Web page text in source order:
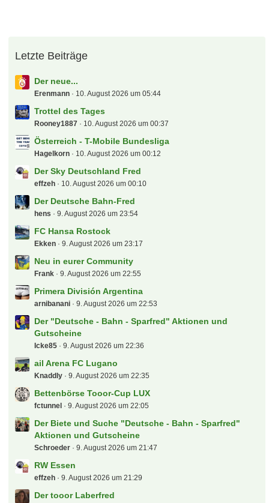
Letzte Beiträge
Der neue...
Erenmann 10. August 2026 um 05:44
Trottel des Tages
Rooney1887 10. August 2026 um 00:37
Österreich - T-Mobile Bundesliga
Hagelkorn 10. August 2026 um 00:12
Der Sky Deutschland Fred
effzeh 10. August 2026 um 00:10
Der Deutsche Bahn-Fred
hens 9. August 2026 um 23:54
FC Hansa Rostock
Ekken 9. August 2026 um 23:17
Neu in eurer Community
Frank 9. August 2026 um 22:55
Primera División Argentina
arnibanani 9. August 2026 um 22:53
Der "Deutsche - Bahn - Sparfred" Aktionen und
Gutscheine
Icke85 9. August 2026 um 22:36
ail Arena FC Lugano
Knaddly 9. August 2026 um 22:35
Bettenbörse Tooor-Cup LUX
fctunnel 9. August 2026 um 22:05
Der Biete und Suche "Deutsche - Bahn - Sparfred"
Aktionen und Gutscheine
Schroeder 9. August 2026 um 21:47
RW Essen
effzeh 9. August 2026 um 21:29
Der tooor Laberfred